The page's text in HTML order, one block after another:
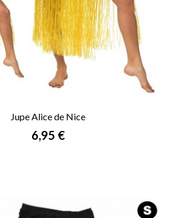
Jupe Alice de Nice
Prix
6,95 €